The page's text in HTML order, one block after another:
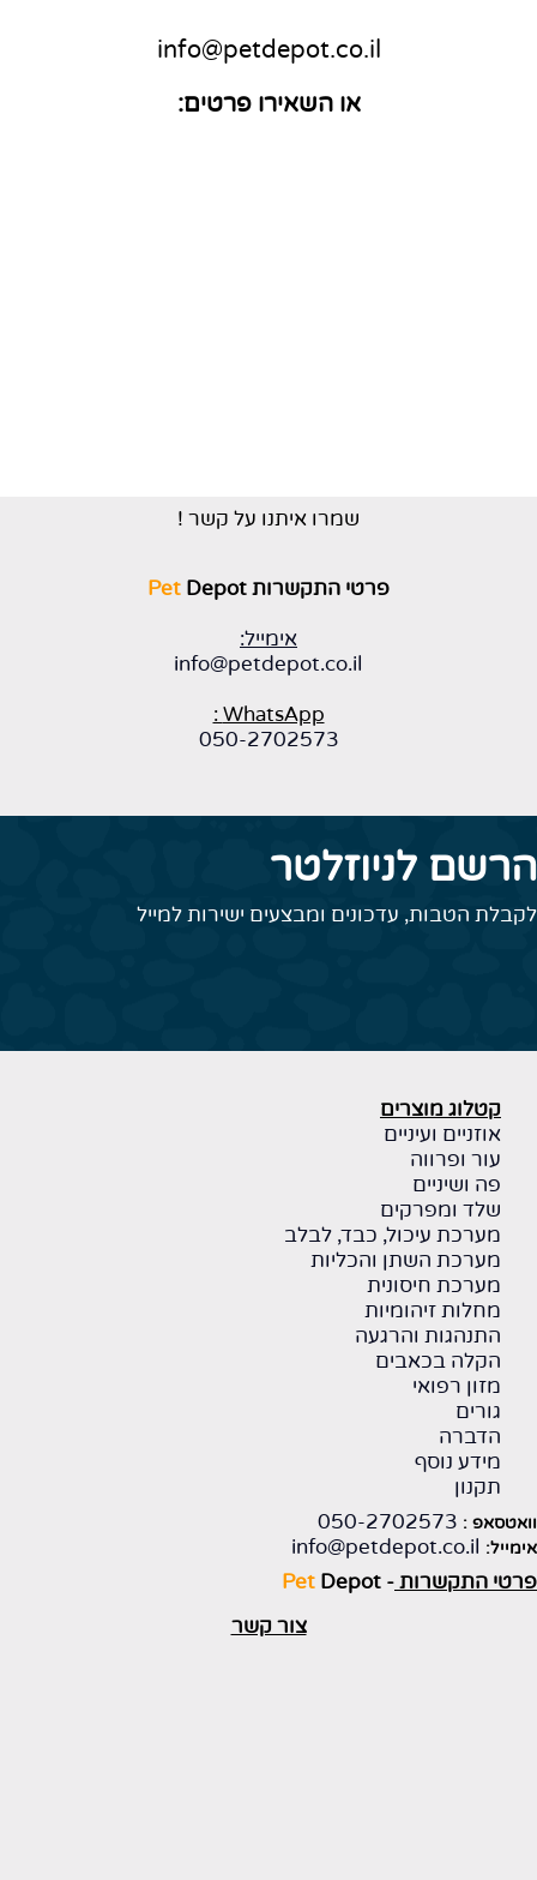
info@petdepot.co.il
או השאירו פרטים:
שמרו איתנו על קשר !
פרטי התקשרות Pet Depot
אימייל:
info@petdepot.co.il
WhatsApp :
050-2702573
לניוזלטר
הטבות, עדכונים ומבצעים ישירות למייל
קטלוג מוצרים
אוזניים ועיניים
עור ופרווה
פה ושיניים
שלד ומפרקים
מערכת עיכול, כבד, לבלב
מערכת השתן והכליות
מערכת חיסונית
מחלות זיהומיות
התנהגות והרגעה
הקלה בכאבים
מזון רפואי
גורים
הדברה
מידע נוסף
תקנון
:
050-2702573
info@petdepot.co.il
התקשרות-
PetDepot
צור קשר